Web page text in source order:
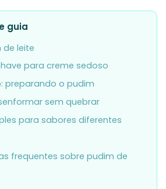
guia
de leite
para creme sedoso
preparando o pudim
sem quebrar
para sabores diferentes
frequentes sobre pudim de